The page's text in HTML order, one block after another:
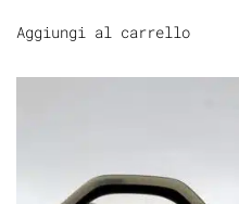
Aggiungi al carrello